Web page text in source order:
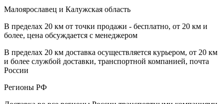
Малоярославец и Калужская область
В пределах 20 км от точки продажи - бесплатно, от 20 км и
более, цена обсуждается с менеджером
В пределах 20 км доставка осуществляется курьером, от 20 км
и более службой доставки, транспортной компанией, почта
России
Регионы РФ